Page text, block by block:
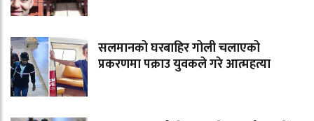
सलमानको घरबाहिर गोली चलाएको
प्रकरणमा पक्राउ युवकले गरे आत्महत्या